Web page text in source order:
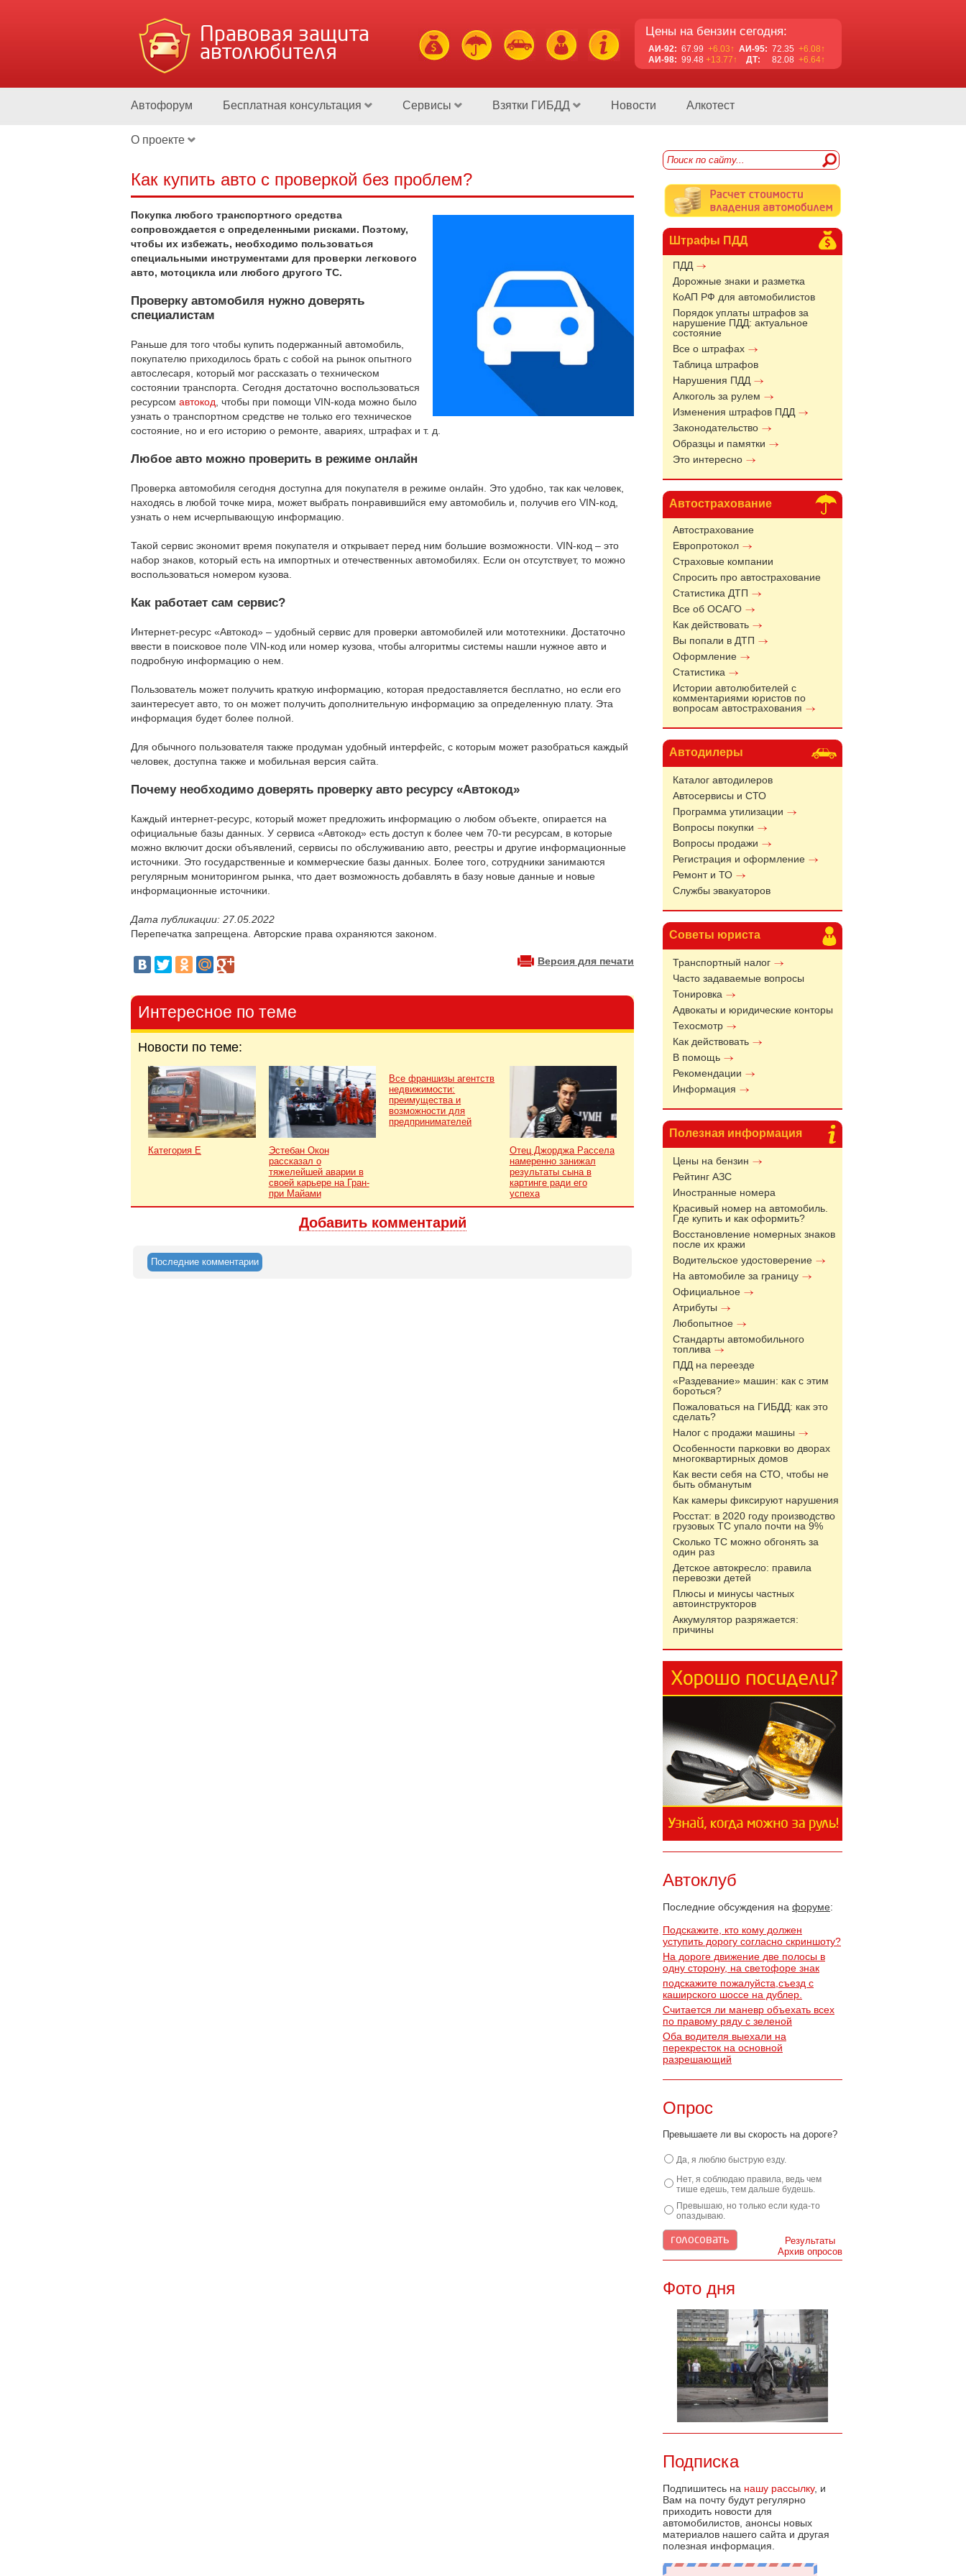
Правовая защита
автолюбителя
Цены на бензин сегодня:
АИ-92: 67.99 +6.03↑ АИ-95: 72.35 +6.08↑
АИ-98: 99.48 +13.77↑ ДТ: 82.08 +6.64↑
Автофорум Бесплатная консультация Сервисы Взятки ГИБДД Новости Алкотест
О проекте
Штрафы ПДД
ПДД
Дорожные знаки и разметка
КоАП РФ для автомобилистов
Порядок уплаты штрафов за
нарушение ПДД: актуальное
состояние
Все о штрафах
Таблица штрафов
Нарушения ПДД
Алкоголь за рулем
Изменения штрафов ПДД
Законодательство
Образцы и памятки
Это интересно
Автострахование
Автострахование
Европротокол
Страховые компании
Спросить про автострахование
Статистика ДТП
Все об ОСАГО
Как действовать
Вы попали в ДТП
Оформление
Статистика
Истории автолюбителей с
комментариями юристов по
вопросам автострахования
Автодилеры
Каталог автодилеров
Автосервисы и СТО
Программа утилизации
Вопросы покупки
Вопросы продажи
Регистрация и оформление
Ремонт и ТО
Службы эвакуаторов
Советы юриста
Транспортный налог
Часто задаваемые вопросы
Тонировка
Адвокаты и юридические конторы
Техосмотр
Как действовать
В помощь
Рекомендации
Информация
Полезная информация
Цены на бензин
Рейтинг АЗС
Иностранные номера
Красивый номер на автомобиль.
Где купить и как оформить?
Восстановление номерных знаков
после их кражи
Водительское удостоверение
На автомобиле за границу
Официальное
Атрибуты
Любопытное
Стандарты автомобильного
топлива
ПДД на переезде
«Раздевание» машин: как с этим
бороться?
Пожаловаться на ГИБДД: как это
сделать?
Налог с продажи машины
Особенности парковки во дворах
многоквартирных домов
Как вести себя на СТО, чтобы не
быть обманутым
Как камеры фиксируют нарушения
Росстат: в 2020 году производство
грузовых ТС упало почти на 9%
Сколько ТС можно обгонять за
один раз
Детское автокресло: правила
перевозки детей
Плюсы и минусы частных
автоинструкторов
Аккумулятор разряжается:
причины
Автоклуб
Последние обсуждения на форуме:
Подскажите, кто кому должен
уступить дорогу согласно скриншоту?
На дороге движение две полосы в
одну сторону, на светофоре знак
подскажите пожалуйста,съезд с
каширского шоссе на дублер.
Считается ли маневр объехать всех
по правому ряду с зеленой
Оба водителя выехали на
перекресток на основной
разрешающий
Опрос
Превышаете ли вы скорость на дороге?
Да, я люблю быструю езду.
Нет, я соблюдаю правила, ведь чем
тише едешь, тем дальше будешь.
Превышаю, но только если куда-то
опаздываю.
Результаты
Архив опросов
Фото дня
Подписка
Подпишитесь на нашу рассылку, и
Вам на почту будут регулярно
приходить новости для
автомобилистов, анонсы новых
материалов нашего сайта и другая
полезная информация.
Как купить авто с проверкой без проблем?
Покупка любого транспортного средства
сопровождается с определенными рисками. Поэтому,
чтобы их избежать, необходимо пользоваться
специальными инструментами для проверки легкового
авто, мотоцикла или любого другого ТС.
Проверку автомобиля нужно доверять
специалистам
Раньше для того чтобы купить подержанный автомобиль,
покупателю приходилось брать с собой на рынок опытного
автослесаря, который мог рассказать о техническом
состоянии транспорта. Сегодня достаточно воспользоваться
ресурсом автокод , чтобы при помощи VIN-кода можно было
узнать о транспортном средстве не только его техническое
состояние, но и его историю о ремонте, авариях, штрафах и т. д.
Любое авто можно проверить в режиме онлайн
Проверка автомобиля сегодня доступна для покупателя в режиме онлайн. Это удобно, так как человек,
находясь в любой точке мира, может выбрать понравившийся ему автомобиль и, получив его VIN-код,
узнать о нем исчерпывающую информацию.
Такой сервис экономит время покупателя и открывает перед ним большие возможности. VIN-код – это
набор знаков, который есть на импортных и отечественных автомобилях. Если он отсутствует, то можно
воспользоваться номером кузова.
Как работает сам сервис?
Интернет-ресурс «Автокод» – удобный сервис для проверки автомобилей или мототехники. Достаточно
ввести в поисковое поле VIN-код или номер кузова, чтобы алгоритмы системы нашли нужное авто и
подробную информацию о нем.
Пользователь может получить краткую информацию, которая предоставляется бесплатно, но если его
заинтересует авто, то он может получить дополнительную информацию за определенную плату. Эта
информация будет более полной.
Для обычного пользователя также продуман удобный интерфейс, с которым может разобраться каждый
человек, доступна также и мобильная версия сайта.
Почему необходимо доверять проверку авто ресурсу «Автокод»
Каждый интернет-ресурс, который может предложить информацию о любом объекте, опирается на
официальные базы данных. У сервиса «Автокод» есть доступ к более чем 70-ти ресурсам, в которые
можно включит доски объявлений, сервисы по обслуживанию авто, реестры и другие информационные
источники. Это государственные и коммерческие базы данных. Более того, сотрудники занимаются
регулярным мониторингом рынка, что дает возможность добавлять в базу новые данные и новые
информационные источники.
Дата публикации: 27.05.2022
Перепечатка запрещена. Авторские права охраняются законом.
Версия для печати
Интересное по теме
Новости по теме:
Категория Е
Эстебан Окон
рассказал о
тяжелейшей аварии в
своей карьере на Гран-
при Майами
Все франшизы агентств
недвижимости:
преимущества и
возможности для
предпринимателей
Отец Джорджа Рассела
намеренно занижал
результаты сына в
картинге ради его
успеха
Добавить комментарий
Последние комментарии